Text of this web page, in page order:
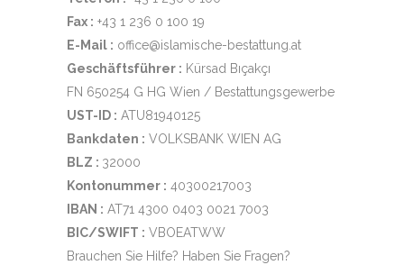
Fax : +43 1 236 0 100 19
E-Mail : office@islamische-bestattung.at
Geschäftsführer : Kürsad Bıçakçı
FN 650254 G HG Wien / Bestattungsgewerbe
UST-ID : ATU81940125
Bankdaten : VOLKSBANK WIEN AG
BLZ : 32000
Kontonummer : 40300217003
IBAN : AT71 4300 0403 0021 7003
BIC/SWIFT : VBOEATWW
Brauchen Sie Hilfe? Haben Sie Fragen?